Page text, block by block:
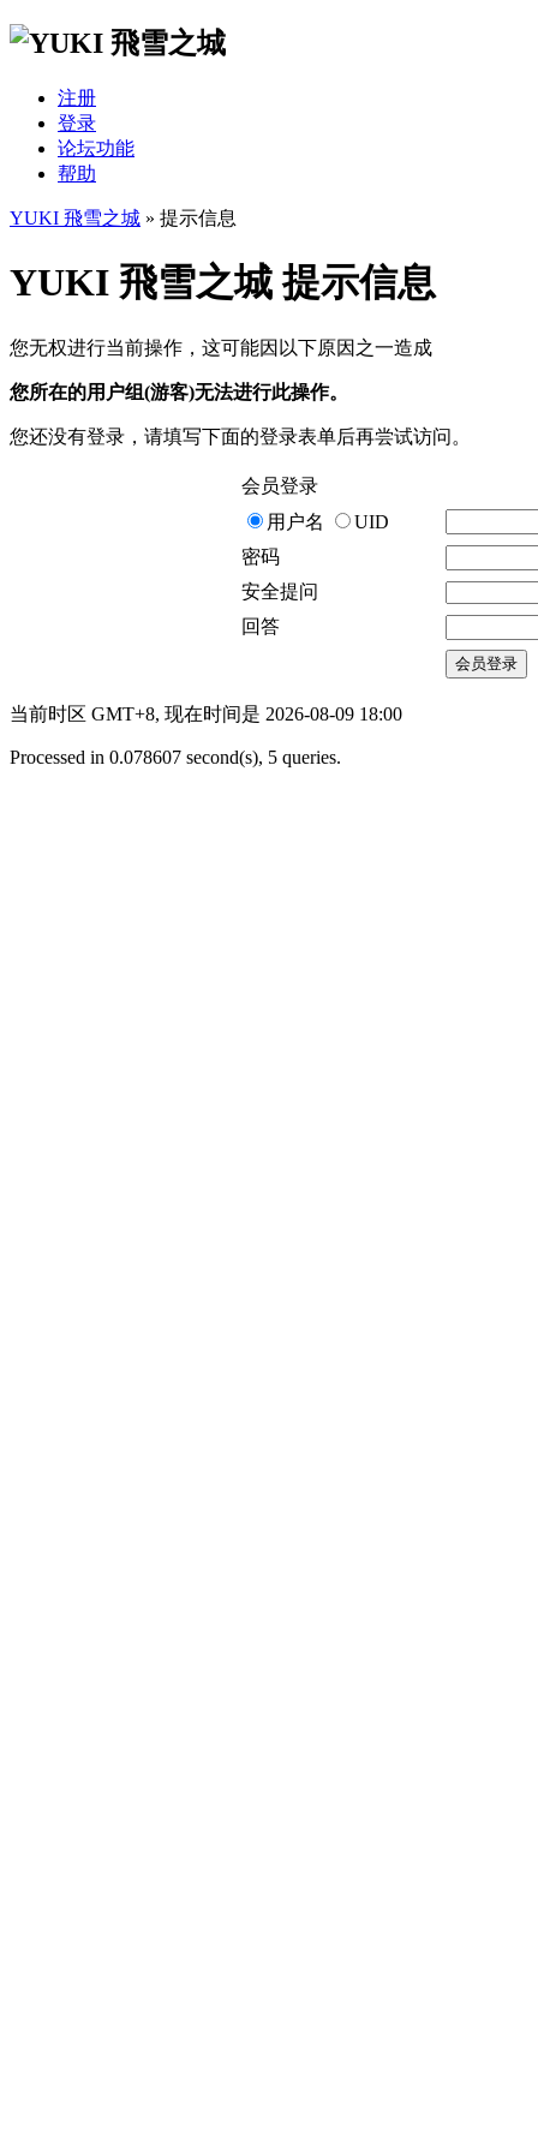
注册
登录
论坛功能
帮助
YUKI 飛雪之城 » 提示信息
YUKI 飛雪之城 提示信息
您无权进行当前操作，这可能因以下原因之一造成
您所在的用户组(游客)无法进行此操作。
您还没有登录，请填写下面的登录表单后再尝试访问。
会员登录
用户名
UID
密码
安全提问
回答
会员登录
当前时区 GMT+8, 现在时间是 2026-08-09 18:00
Processed in 0.078607 second(s), 5 queries.